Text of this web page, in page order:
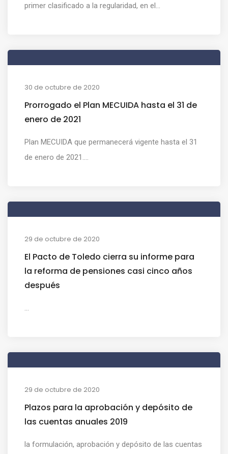
primer clasificado a la regularidad, en el...
30 de octubre de 2020
Prorrogado el Plan MECUIDA hasta el 31 de
enero de 2021
Plan MECUIDA que permanecerá vigente hasta el 31
de enero de 2021....
29 de octubre de 2020
El Pacto de Toledo cierra su informe para
la reforma de pensiones casi cinco años
después
...
29 de octubre de 2020
Plazos para la aprobación y depósito de
las cuentas anuales 2019
la formulación, aprobación y depósito de las cuentas